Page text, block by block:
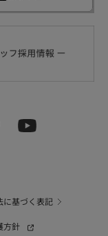
に基づく表記
方針